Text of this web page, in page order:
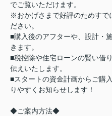
でご覧いただけます。
※おかげさまで好評のためすで
ださい。
■購入後のアフターや、設計・
きます。
■税控除や住宅ローンの賢い借
伝えいたします。
■スタートの資金計画からご購
りやすくお知らせします！
◆ご案内方法◆